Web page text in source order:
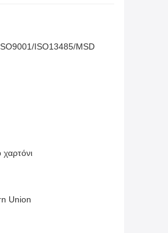
ISO13485/MSD
Union